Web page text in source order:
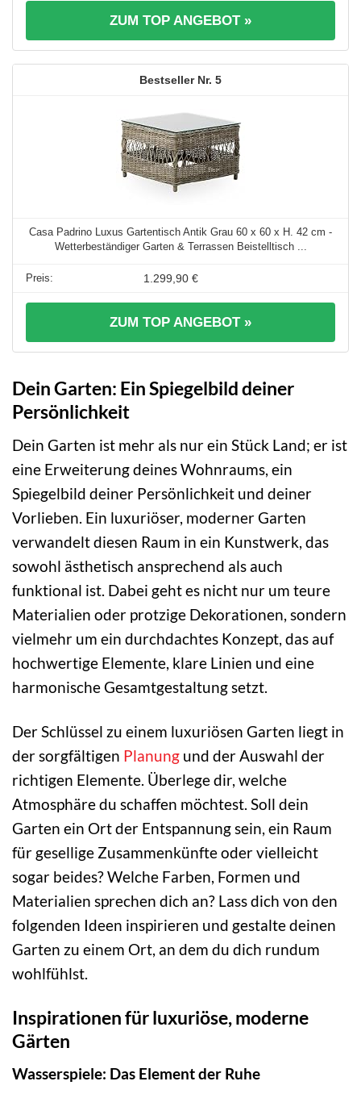
ZUM TOP ANGEBOT »
5
Casa Padrino Luxus Gartentisch Antik Grau 60 x 60 x H. 42 cm -
Wetterbeständiger Garten & Terrassen Beistelltisch ...
1.299,90 €
ZUM TOP ANGEBOT »
Dein Garten: Ein Spiegelbild deiner
Persönlichkeit
Dein Garten ist mehr als nur ein Stück Land; er ist
eine Erweiterung deines Wohnraums, ein
Spiegelbild deiner Persönlichkeit und deiner
Vorlieben. Ein luxuriöser, moderner Garten
verwandelt diesen Raum in ein Kunstwerk, das
sowohl ästhetisch ansprechend als auch
funktional ist. Dabei geht es nicht nur um teure
Materialien oder protzige Dekorationen, sondern
vielmehr um ein durchdachtes Konzept, das auf
hochwertige Elemente, klare Linien und eine
harmonische Gesamtgestaltung setzt.
Der Schlüssel zu einem luxuriösen Garten liegt in
der sorgfältigen Planung und der Auswahl der
richtigen Elemente. Überlege dir, welche
Atmosphäre du schaffen möchtest. Soll dein
Garten ein Ort der Entspannung sein, ein Raum
für gesellige Zusammenkünfte oder vielleicht
sogar beides? Welche Farben, Formen und
Materialien sprechen dich an? Lass dich von den
folgenden Ideen inspirieren und gestalte deinen
Garten zu einem Ort, an dem du dich rundum
wohlfühlst.
Inspirationen für luxuriöse, moderne
Gärten
Wasserspiele: Das Element der Ruhe